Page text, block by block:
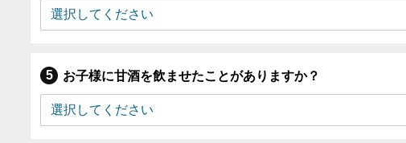
お子様に甘酒を飲ませたことがありますか？